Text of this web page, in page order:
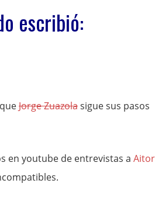
escribió:
Jorge Zuazolasigue sus pasos
en youtube de entrevistas a Aitor